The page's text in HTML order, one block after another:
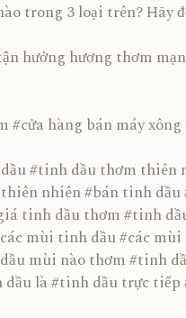
trong 3 loại trên? Hãy
hưởng hương thơm
#cửa hàng bán máy
#tinh dầu thơm thiên
nhiên #bán tinh dầu
tinh dầu thơm #tinh
mùi tinh dầu #các
mùi nào thơm #tinh
dầu là #tinh dầu trực